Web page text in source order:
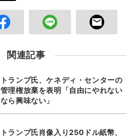
関連記事
トランプ氏、ケネディ・センターの
管理権放棄を表明「自由にやれない
なら興味ない」
トランプ氏肖像入り250ドル紙幣、